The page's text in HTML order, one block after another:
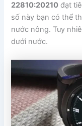
22810:20210 đạt
số này bạn có thể
nước nông. Tuy
dưới nước.